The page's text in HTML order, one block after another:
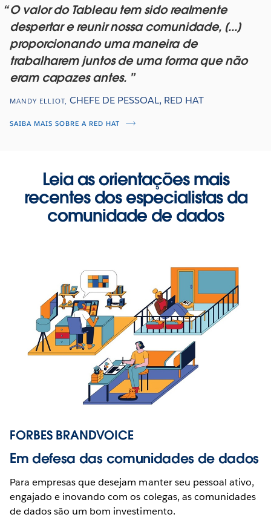
O valor do Tableau tem sido realmente
despertar e reunir nossa comunidade, [...]
proporcionando uma maneira de
trabalharem juntos de uma forma que não
eram capazes antes.
MANDY ELLIOT, CHEFE DE PESSOAL, RED HAT
SAIBA MAIS SOBRE A RED HAT
Leia as orientações mais
recentes dos especialistas da
comunidade de dados
FORBES BRANDVOICE
Em defesa das comunidades de dados
Para empresas que desejam manter seu pessoal ativo,
engajado e inovando com os colegas, as comunidades
de dados são um bom investimento.